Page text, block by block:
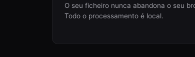
O seu ficheiro nunca abandona o seu
Todo o processamento é local.